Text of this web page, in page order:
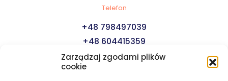
Zarządzaj zgodami plików
cookie
Telefon
+48 798497039
+48 604415359